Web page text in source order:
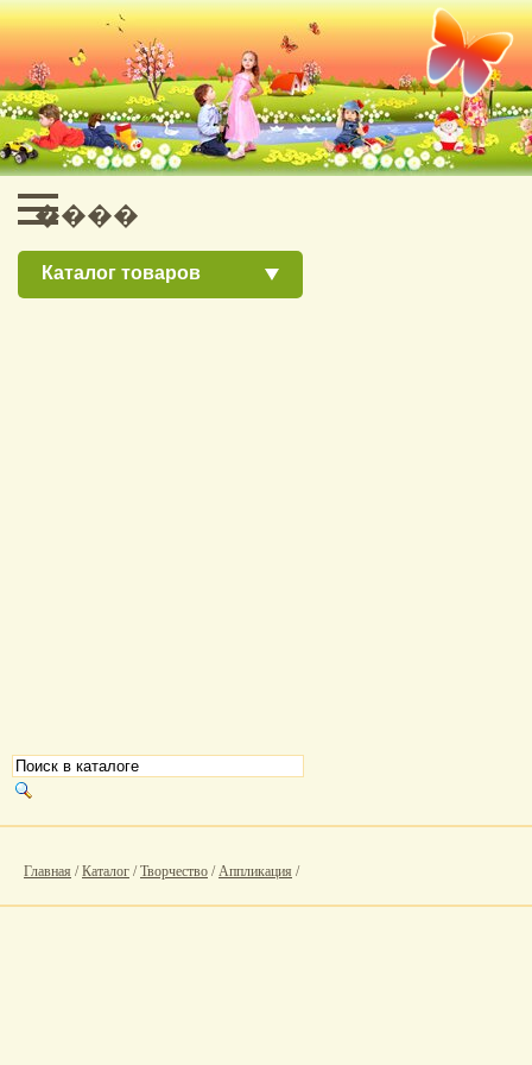
Каталог товаров
Главная /Каталог /Творчество /Аппликация /